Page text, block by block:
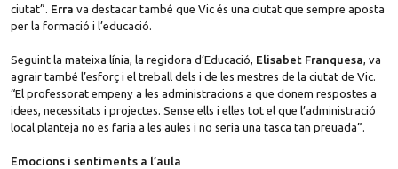
ciutat”. Erra va destacar també que Vic és una ciutat que sempre aposta
per la formació i l’educació.
Seguint la mateixa línia, la regidora d’Educació, Elisabet Franquesa, va
agrair també l’esforç i el treball dels i de les mestres de la ciutat de Vic.
“El professorat empeny a les administracions a que donem respostes a
idees, necessitats i projectes. Sense ells i elles tot el que l’administració
local planteja no es faria a les aules i no seria una tasca tan preuada”.
Emocions i sentiments a l’aula